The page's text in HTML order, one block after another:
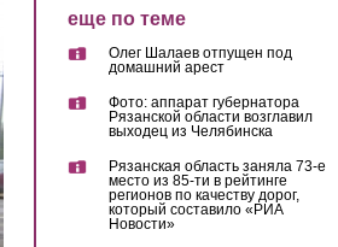
еще по теме
Олег Шалаев отпущен под
домашний арест
Фото: аппарат губернатора
Рязанской области возглавил
выходец из Челябинска
Рязанская область заняла 73-е
место из 85-ти в рейтинге
регионов по качеству дорог,
который составило «РИА
Новости»